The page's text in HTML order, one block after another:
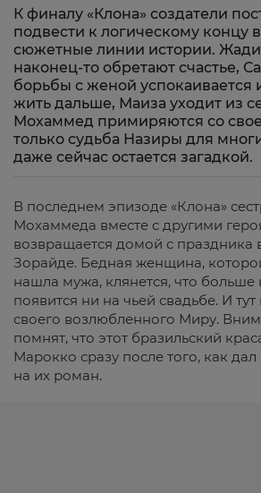
К финалу «Клона» создатели
подвести к логическому концу
сюжетные линии истории.
наконец-то обретают счастье,
борьбы с женой успокаивается
жить дальше, Маиза уходит из
Мохаммед примиряются со
только судьба Назиры для
даже сейчас остается загадкой.
В последнем эпизоде «Клона»
Мохаммеда вместе с другими
возвращается домой с праздника
Зорайде. Бедная женщина,
нашла мужа, клянется, что больше
появится ни на чьей свадьбе. И
своего возлюбленного Миру.
помнят, что этот бразильский
Марокко сразу после того, как
на их роман.